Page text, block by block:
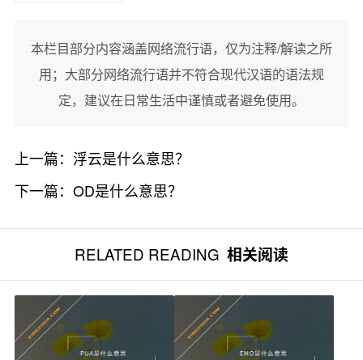
本栏目部分内容涵盖网络流行语，仅为注释/解读之所
用；大部分网络流行语并不符合现代汉语的语法规
定，建议在日常生活中谨慎或者避免使用。
上一篇： 浮云是什么意思？
下一篇： OD是什么意思？
RELATED READING 相关阅读